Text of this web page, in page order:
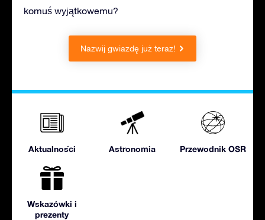
komuś wyjątkowemu?
Nazwij gwiazdę już teraz!
Aktualności Astronomia Przewodnik OSR
Wskazówki i
prezenty